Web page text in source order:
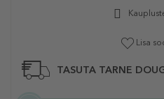
Lisa
TASUTA TARNE